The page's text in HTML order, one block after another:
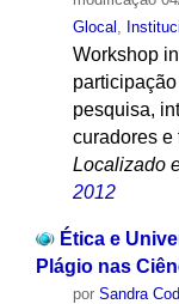
Glocal ,
Workshop
pesquisa,
curadores e
Localizado
2012
Ética e
Plágio nas
por Sandra